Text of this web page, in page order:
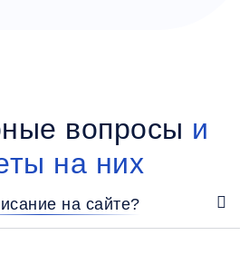
вопросы и
на них
на сайте?